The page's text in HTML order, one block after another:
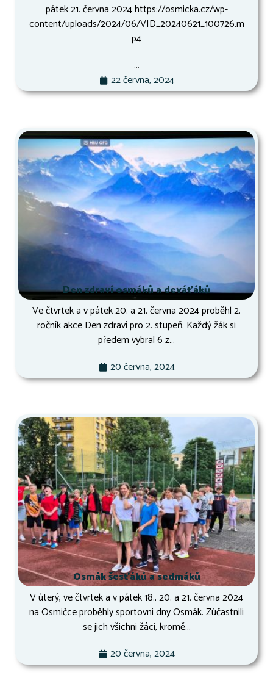
pátek 21. června 2024 https://osmicka.cz/wp-
content/uploads/2024/06/VID_20240621_100726.m
p4
...
22 června, 2024
Den zdraví osmáků a deváťáků
Ve čtvrtek a v pátek 20. a 21. června 2024 proběhl 2.
ročník akce Den zdraví pro 2. stupeň. Každý žák si
předem vybral 6 z...
20 června, 2024
Osmák šesťáků a sedmáků
V úterý, ve čtvrtek a v pátek 18., 20. a 21. června 2024
na Osmičce proběhly sportovní dny Osmák. Zúčastnili
se jich všichni žáci, kromě...
20 června, 2024